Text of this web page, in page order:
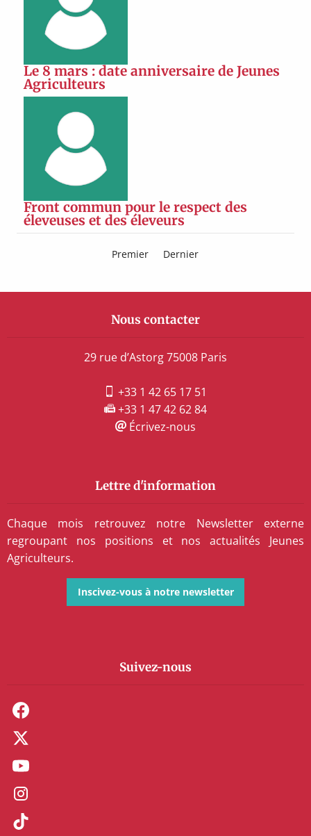
Le 8 mars : date anniversaire de Jeunes
Agriculteurs
Front commun pour le respect des
éleveuses et des éleveurs
Premier Dernier
Nous contacter
29 rue d’Astorg 75008 Paris
+33 1 42 65 17 51
+33 1 47 42 62 84
Écrivez-nous
Lettre d'information
Chaque mois retrouvez notre Newsletter externe
regroupant nos positions et nos actualités Jeunes
Agriculteurs.
Inscivez-vous à notre newsletter
Suivez-nous